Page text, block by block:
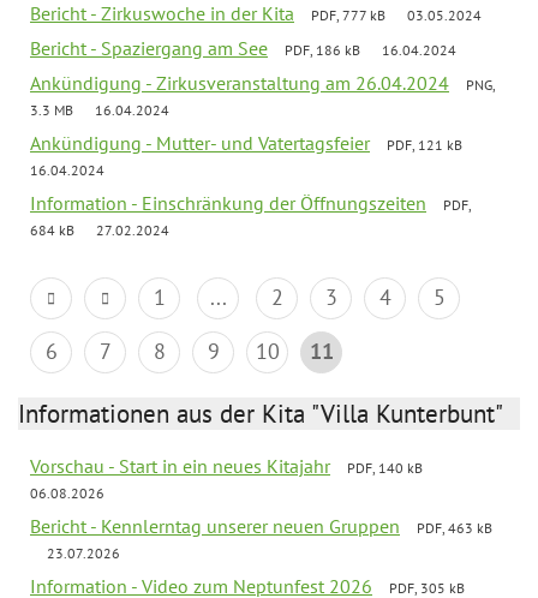
Bericht - Zirkuswoche in der Kita PDF, 777 kB 03.05.2024
Bericht - Spaziergang am See PDF, 186 kB 16.04.2024
Ankündigung - Zirkusveranstaltung am 26.04.2024
PNG,
3.3 MB
16.04.2024
Ankündigung - Mutter- und Vatertagsfeier
PDF, 121 kB
16.04.2024
Information - Einschränkung der Öffnungszeiten
PDF,
684 kB
27.02.2024
1 ... 2 3 4
5
6
7 8 9 10 11
Informationen aus der Kita "Villa Kunterbunt"
Vorschau - Start in ein neues Kitajahr
PDF, 140 kB
06.08.2026
Bericht - Kennlerntag unserer neuen Gruppen
PDF, 463 kB
23.07.2026
Information - Video zum Neptunfest 2026 PDF, 305 kB